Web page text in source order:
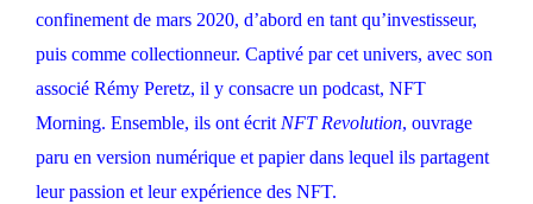
confinement de mars 2020, d’abord en tant qu’investisseur,
puis comme collectionneur. Captivé par cet univers, avec son
associé Rémy Peretz, il y consacre un podcast, NFT
Morning. Ensemble, ils ont écrit NFT Revolution, ouvrage
paru en version numérique et papier dans lequel ils partagent
leur passion et leur expérience des NFT.